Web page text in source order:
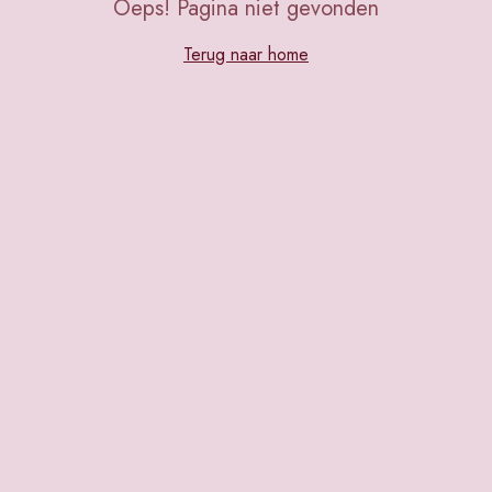
Oeps! Pagina niet gevonden
Terug naar home